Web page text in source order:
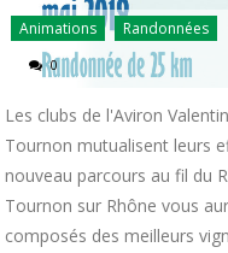
Animations Randonnées
0
Les clubs de l'Aviron
Tournon mutualisent leurs
nouveau parcours au fil du
Tournon sur Rhône vous
composés des meilleurs